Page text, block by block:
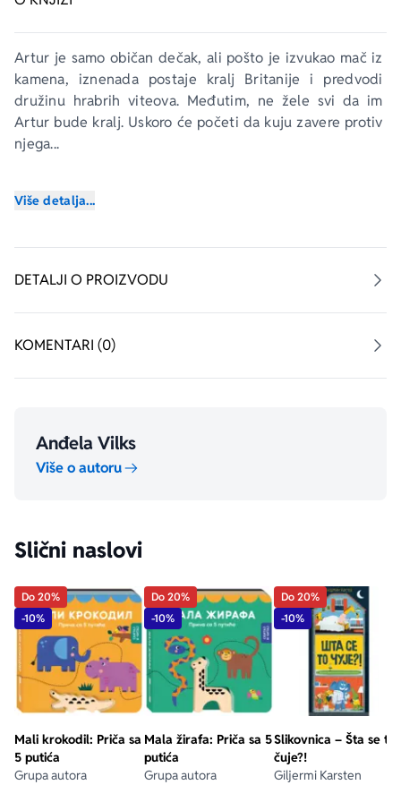
Artur je samo običan dečak, ali pošto je izvukao mač iz
kamena, iznenada postaje kralj Britanije i predvodi
družinu hrabrih viteova. Međutim, ne žele svi da im
Artur bude kralj. Uskoro će početi da kuju zavere protiv
njega...
otkrivaju čarobni svet knjiga.
ove edicije donose najpoznatija dela najboljih pisaca
prilagođena deci i njihovim čitalačkim veštinama.
Više detalja...
DETALJI O PROIZVODU
KOMENTARI (0)
Anđela Vilks
Više o autoru
Slični naslovi
Do 20%
-10%
Mali krokodil: Priča sa
5 putića
Grupa autora
Do 20%
-10%
Mala žirafa: Priča sa 5
putića
Grupa autora
Do 20%
-10%
Slikovnica – Šta se to
čuje?!
Giljermi Karsten